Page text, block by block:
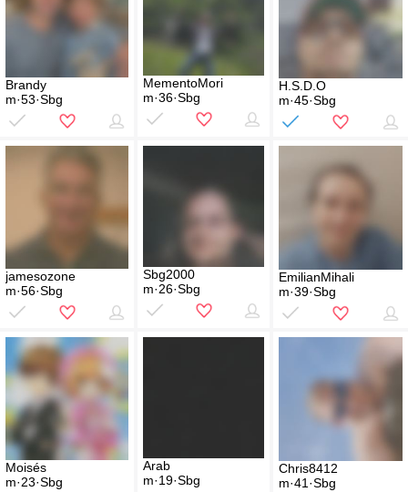
Brandy
m·53·Sbg
MementoMori
m·36·Sbg
H.S.D.O
m·45·Sbg
jamesozone
m·56·Sbg
Sbg2000
m·26·Sbg
EmilianMihali
m·39·Sbg
Moisés
m·23·Sbg
Arab
m·19·Sbg
Chris8412
m·41·Sbg